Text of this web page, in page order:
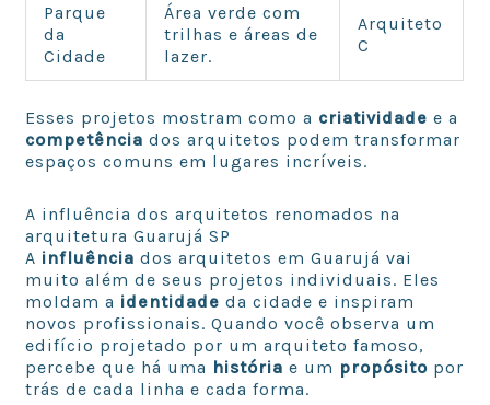
Parque
da
Cidade
Área verde com
trilhas e áreas de
lazer.
Arquiteto
C
Esses projetos mostram como a criatividade e a
competência dos arquitetos podem transformar
espaços comuns em lugares incríveis.
A influência dos arquitetos renomados na
arquitetura Guarujá SP
A influência dos arquitetos em Guarujá vai
muito além de seus projetos individuais. Eles
moldam a identidade da cidade e inspiram
novos profissionais. Quando você observa um
edifício projetado por um arquiteto famoso,
percebe que há uma história e um propósito por
trás de cada linha e cada forma.